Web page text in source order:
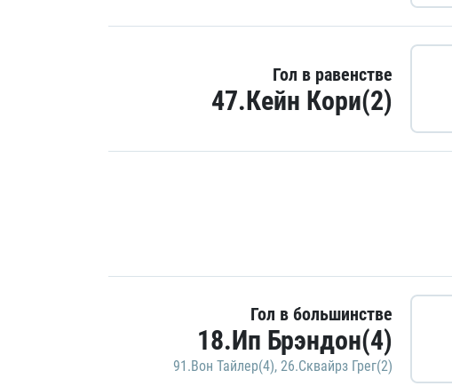
Гол в равенстве
47.Кейн Кори(2)
Гол в большинстве
18.Ип Брэндон(4)
91.Вон Тайлер(4), 26.Сквайрз Грег(2)